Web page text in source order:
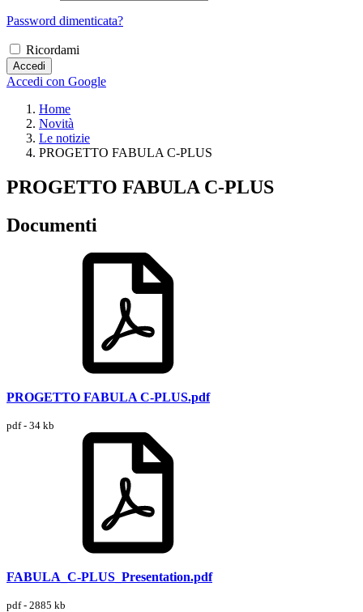
Password dimenticata?
Ricordami
Accedi
Accedi con Google
Home
Novità
Le notizie
PROGETTO FABULA C-PLUS
PROGETTO FABULA C-PLUS
Documenti
PROGETTO FABULA C-PLUS.pdf
pdf - 34 kb
FABULA_C-PLUS_Presentation.pdf
pdf - 2885 kb